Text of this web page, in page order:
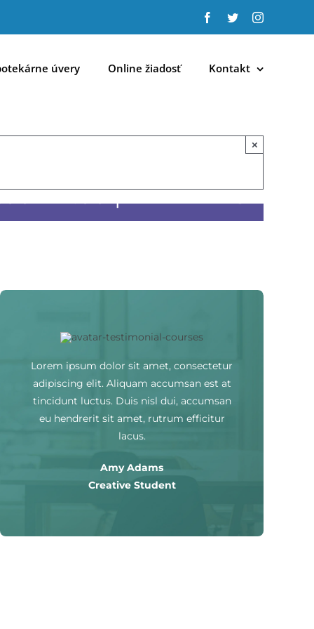
Facebook
TwitterInstagram
úvery Online žiadosť Kontakt
×
-17:00 | ZADARMO
Lorem ipsum dolor sit amet, consectetur
adipiscing elit. Aliquam accumsan est at
tincidunt luctus. Duis nisl dui, accumsan
eu hendrerit sit amet, rutrum efficitur
lacus.
Amy Adams
Creative Student